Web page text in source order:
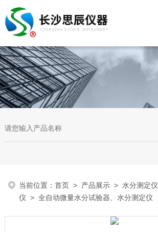
当前位置：首页 > 产品展示 > 水分测定仪
仪 > 全自动微量水分试验器、水分测定仪